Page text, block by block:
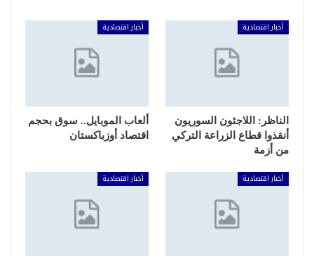
أخبار اقتصادية
الناظر: اللاجئون السوريون
أنقذوا قطاع الزراعة التركي
من أزمة
أخبار اقتصادية
ألعاب الموبايل.. سوق بحجم
اقتصاد أوزباكستان
أخبار اقتصادية أخبار اقتصادية